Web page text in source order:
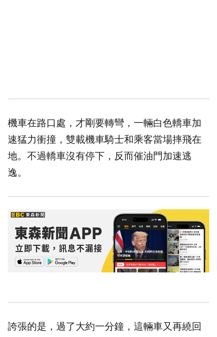
機車在路口處，才剛要轉彎，一輛白色轎車加
速猛力衝撞，雙載機車騎士和乘客當場摔飛在
地。不過轎車沒有停下，反而催油門加速逃
逸。
誇張的是，過了大約一分鐘，這輛車又再繞回